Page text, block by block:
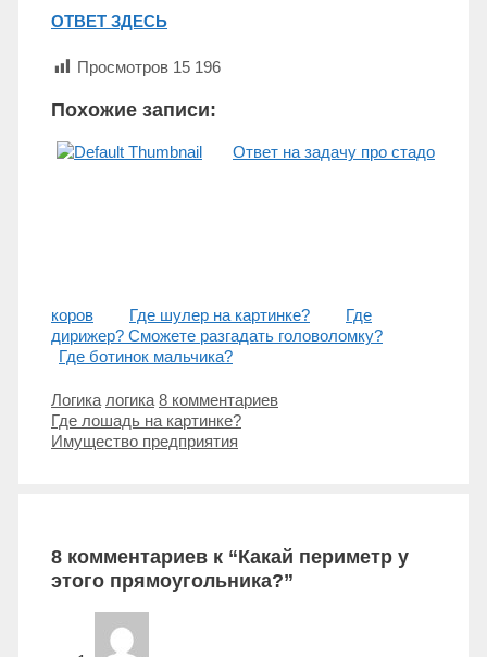
ОТВЕТ ЗДЕСЬ
Просмотров 15 196
Похожие записи:
Ответ на задачу про стадо
коров Где шулер на картинке?
Где
дирижер? Сможете разгадать головоломку?
Где ботинок мальчика?
Рубрики
Логика Метки
логика 8 комментариев
Навигация
записи
Где лошадь на картинке?
Имущество предприятия
8 комментариев к “Какай периметр у
этого прямоугольника?”